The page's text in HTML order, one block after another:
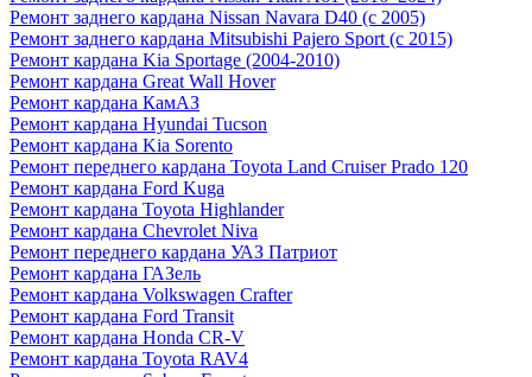
Ремонт заднего кардана Nissan Navara D40 (с 2005)
Ремонт заднего кардана Mitsubishi Pajero Sport (с 2015)
Ремонт кардана Kia Sportage (2004-2010)
Ремонт кардана Great Wall Hover
Ремонт кардана КамАЗ
Ремонт кардана Hyundai Tucson
Ремонт кардана Kia Sorento
Ремонт переднего кардана Toyota Land Cruiser Prado 120
Ремонт кардана Ford Kuga
Ремонт кардана Toyota Highlander
Ремонт кардана Chevrolet Niva
Ремонт переднего кардана УАЗ Патриот
Ремонт кардана ГАЗель
Ремонт кардана Volkswagen Crafter
Ремонт кардана Ford Transit
Ремонт кардана Honda CR-V
Ремонт кардана Toyota RAV4